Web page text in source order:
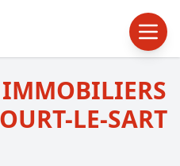
IMMOBILIERS
LE-SART